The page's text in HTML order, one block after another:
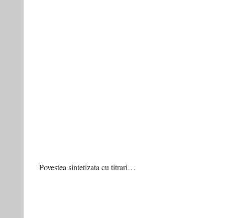
Povestea sintetizata cu titrari…